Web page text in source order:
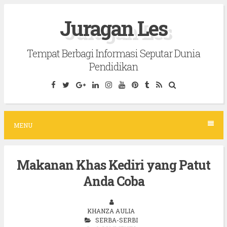
c
Juragan Les
Tempat Berbagi Informasi Seputar Dunia
Pendidikan
MENU
Makanan Khas Kediri yang Patut
Anda Coba
KHANZA AULIA
SERBA-SERBI